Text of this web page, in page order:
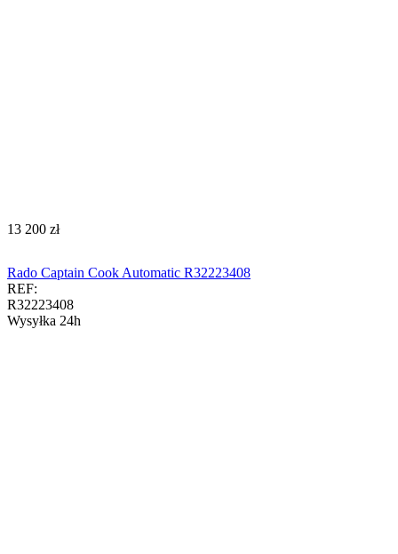
‍13 200‍ zł
Rado Captain Cook Automatic R32223408
REF:
R32223408
Wysyłka 24h